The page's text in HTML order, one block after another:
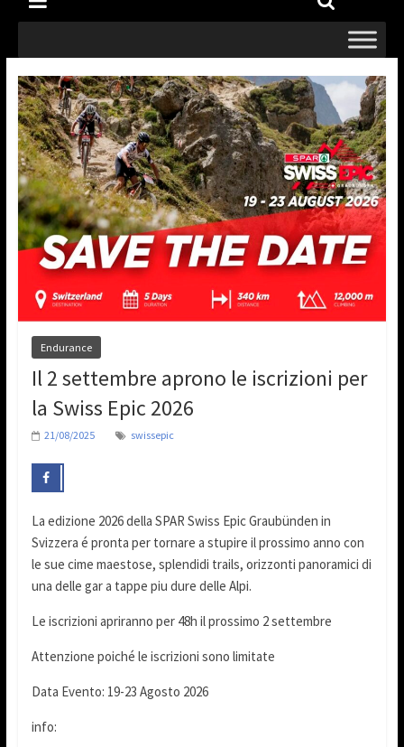
Endurance
Il 2 settembre aprono le iscrizioni per
la Swiss Epic 2026
21/08/2025 swissepic
La edizione 2026 della SPAR Swiss Epic Graubünden in
Svizzera é pronta per tornare a stupire il prossimo anno con
le sue cime maestose, splendidi trails, orizzonti panoramici di
una delle gar a tappe piu dure delle Alpi.
Le iscrizioni apriranno per 48h il prossimo 2 settembre
Attenzione poiché le iscrizioni sono limitate
Data Evento: 19-23 Agosto 2026
info: